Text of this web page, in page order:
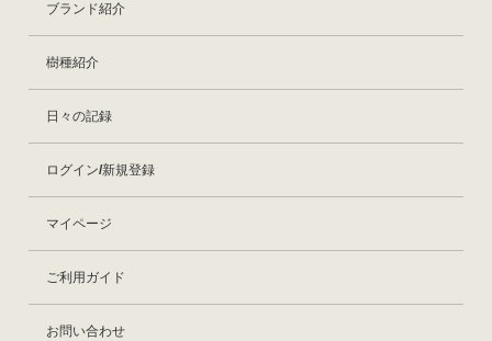
ブランド紹介
樹種紹介
日々の記録
ログイン/新規登録
マイページ
ご利用ガイド
お問い合わせ